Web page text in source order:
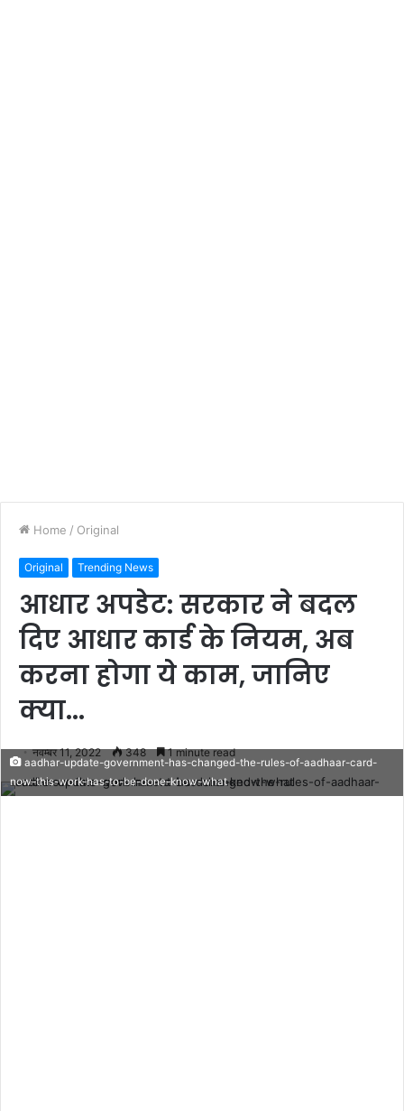
Home / Original
Original Trending News
आधार अपडेट: सरकार ने बदल
दिए आधार कार्ड के नियम, अब
करना होगा ये काम, जानिए
क्या...
नवम्बर 11, 2022 348 1 minute read
aadhar-update-government-has-changed-the-rules-of-aadhaar-card-
now-this-work-has-to-be-done-know-what